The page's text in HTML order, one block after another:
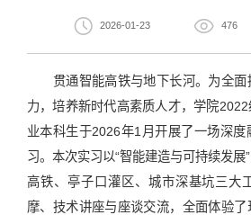
2026-01-23 476
贯通智能高铁与地下长河。为全
力，培养新时代高素质人才，学院
业本科生于2026年1月开展了一场深
习。本次实习以“智能建造与可持续发展
高铁、亭子口灌区、城市深基坑三大
摩、技术讲座与座谈交流，全面体验